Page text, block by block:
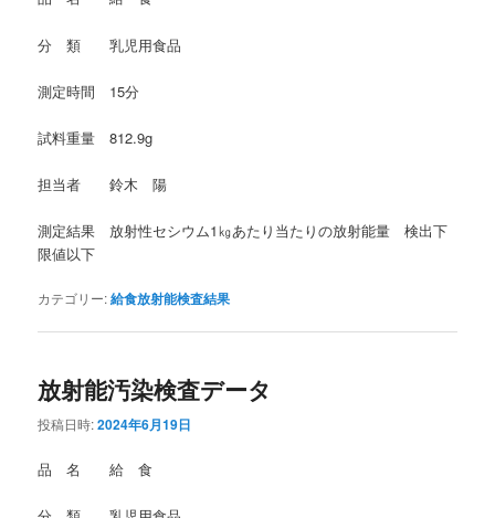
分 類 乳児用食品
測定時間 15分
試料重量 812.9g
担当者 鈴木 陽
測定結果 放射性セシウム1㎏あたり当たりの放射能量 検出下
限値以下
カテゴリー:給食放射能検査結果
放射能汚染検査データ
投稿日時:2024年6月19日
品 名 給 食